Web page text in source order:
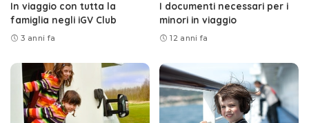
In viaggio con tutta la
famiglia negli iGV Club
3 anni fa
I documenti necessari per i
minori in viaggio
12 anni fa